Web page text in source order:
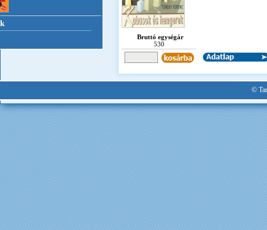
Bruttó egységár
530
©